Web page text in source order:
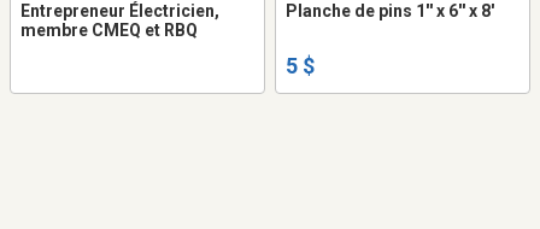
Entrepreneur Électricien,
membre CMEQ et RBQ
Planche de pins 1'' x 6'' x 8'
5 $